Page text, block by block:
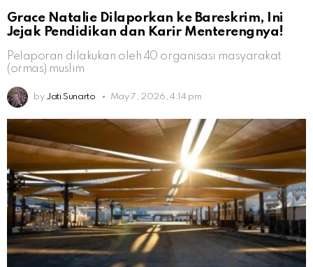
Grace Natalie Dilaporkan ke Bareskrim, Ini
Jejak Pendidikan dan Karir Menterengnya!
Pelaporan dilakukan oleh 40 organisasi masyarakat
(ormas) muslim
by Jati Sunarto May 7, 2026, 4:14 pm